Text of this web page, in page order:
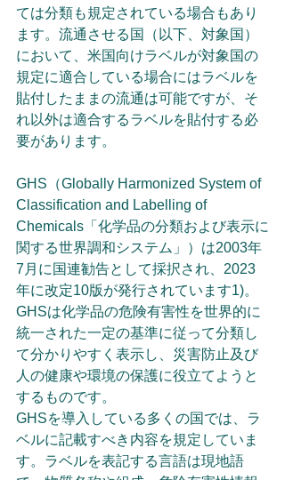
ては分類も規定されている場合もあり
ます。流通させる国（以下、対象国）
において、米国向けラベルが対象国の
規定に適合している場合にはラベルを
貼付したままの流通は可能ですが、そ
れ以外は適合するラベルを貼付する必
要があります。
GHS（Globally Harmonized System of
Classification and Labelling of
Chemicals「化学品の分類および表示に
関する世界調和システム」）は2003年
7月に国連勧告として採択され、2023
年に改定10版が発行されています1)。
GHSは化学品の危険有害性を世界的に
統一された一定の基準に従って分類し
て分かりやすく表示し、災害防止及び
人の健康や環境の保護に役立てようと
するものです。
GHSを導入している多くの国では、ラ
ベルに記載すべき内容を規定していま
す。ラベルを表記する言語は現地語